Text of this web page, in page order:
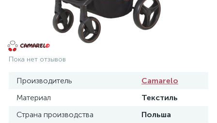
Пока нет отзывов
Производитель
Camarelo
Материал
Текстиль
Страна производства
Польша